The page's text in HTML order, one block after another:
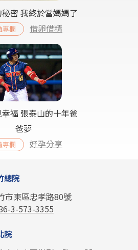
密 我終於當媽媽了
專欄 借卵借精
福 張泰山的十年爸
爸夢
專欄 好孕分享
總院
市東區忠孝路80號
3-573-3355
院